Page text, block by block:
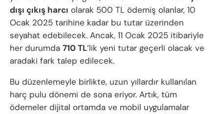
dışı çıkış harcı olarak 500 TL ödemiş olanlar, 10
Ocak 2025 tarihine kadar bu tutar üzerinden
seyahat edebilecek. Ancak, 11 Ocak 2025 itibariyle
her durumda 710 TL‘lik yeni tutar geçerli olacak ve
aradaki fark talep edilecek.
Bu düzenlemeyle birlikte, uzun yıllardır kullanılan
harç pulu dönemi de sona eriyor. Artık, tüm
ödemeler dijital ortamda ve mobil uygulamalar